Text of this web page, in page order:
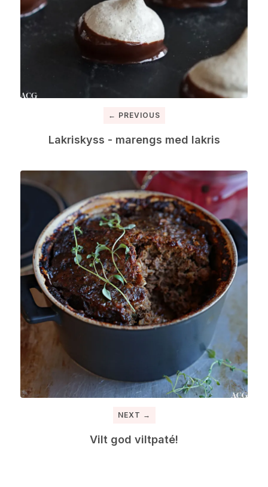
← PREVIOUS
Lakriskyss - marengs med lakris
NEXT →
Vilt god viltpaté!